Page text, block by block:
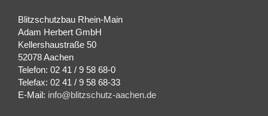
Blitzschutzbau Rhein-Main
Adam Herbert GmbH
Kellershaustraße 50
52078 Aachen
Telefon: 02 41 / 9 58 68-0
Telefax: 02 41 / 9 58 68-33
E-Mail: info@blitzschutz-aachen.de